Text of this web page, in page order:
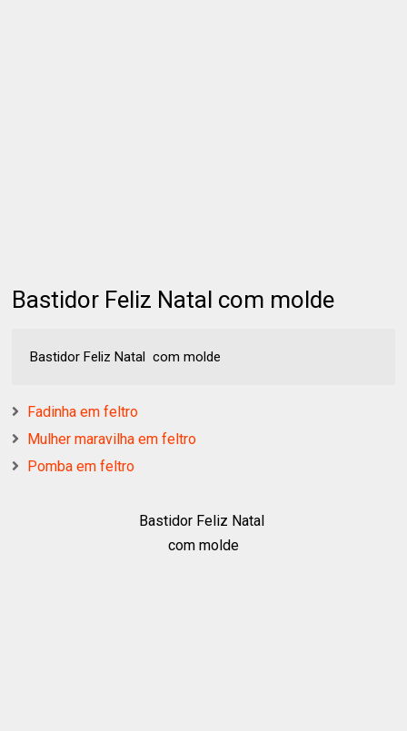
Bastidor Feliz Natal com molde
Bastidor Feliz Natal com molde
Fadinha em feltro
Mulher maravilha em feltro
Pomba em feltro
Bastidor Feliz Natal
com molde